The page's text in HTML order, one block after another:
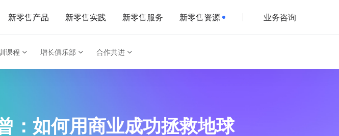
新零售产品 新零售实践 新零售服务 新零售资源 业务咨询
课程 增长俱乐部 合作共进
：如何用商业成功拯救地球